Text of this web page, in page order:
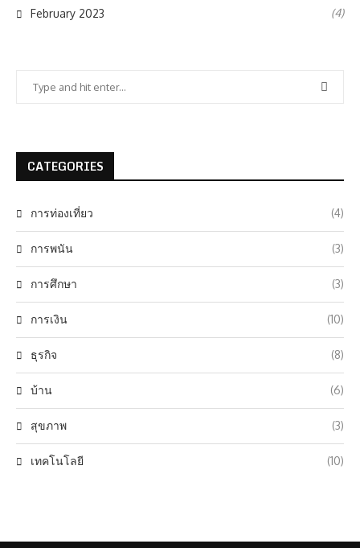
February 2023 (4)
CATEGORIES
การท่องเที่ยว (4)
การพนัน (3)
การศึกษา (3)
การเงิน (10)
ธุรกิจ (8)
บ้าน (6)
สุขภาพ (3)
เทคโนโลยี (10)